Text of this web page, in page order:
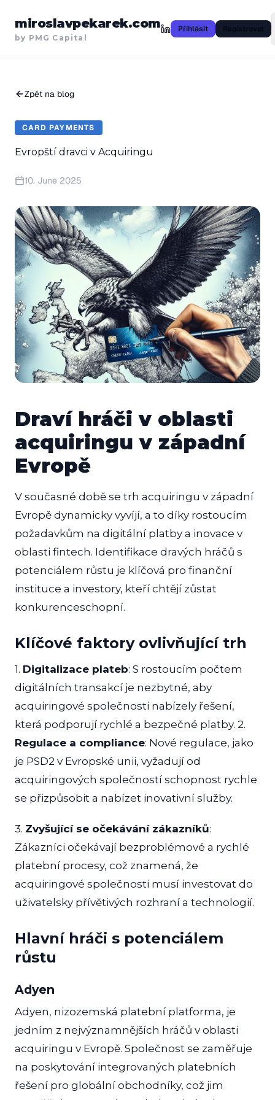
miroslavpekarek.com
by PMG Capital
Přihlásit
Zpět na blog
CARD PAYMENTS
Evropští dravci v Acquiringu
10. June 2025
Draví hráči v oblasti
acquiringu v západní
Evropě
V současné době se trh acquiringu v západní
Evropě dynamicky vyvíjí, a to díky rostoucím
požadavkům na digitální platby a inovace v
oblasti fintech. Identifikace dravých hráčů s
potenciálem růstu je klíčová pro finanční
instituce a investory, kteří chtějí zůstat
konkurenceschopní.
Klíčové faktory ovlivňující trh
1. Digitalizace plateb: S rostoucím počtem
digitálních transakcí je nezbytné, aby
acquiringové společnosti nabízely řešení,
která podporují rychlé a bezpečné platby. 2.
Regulace a compliance: Nové regulace, jako
je PSD2 v Evropské unii, vyžadují od
acquiringových společností schopnost rychle
se přizpůsobit a nabízet inovativní služby.
3. Zvyšující se očekávání zákazníků:
Zákazníci očekávají bezproblémové a rychlé
platební procesy, což znamená, že
acquiringové společnosti musí investovat do
uživatelsky přívětivých rozhraní a technologií.
Hlavní hráči s potenciálem
růstu
Adyen
Adyen, nizozemská platební platforma, je
jedním z nejvýznamnějších hráčů v oblasti
acquiringu v Evropě. Společnost se zaměřuje
na poskytování integrovaných platebních
řešení pro globální obchodníky, což jim